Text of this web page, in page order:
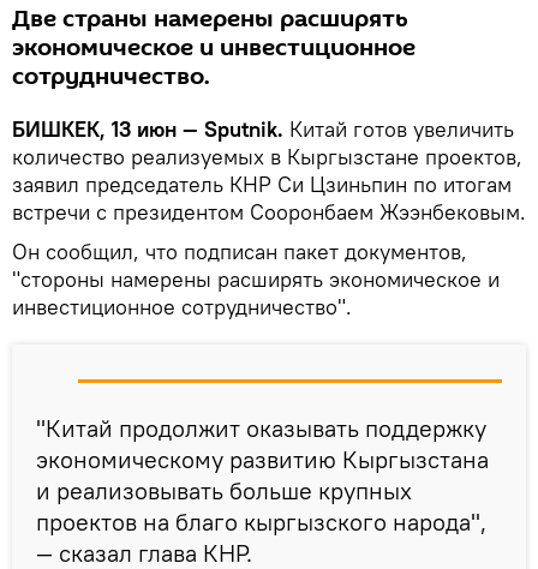
Две страны намерены расширять
экономическое и инвестиционное
сотрудничество.
БИШКЕК, 13 июн — Sputnik. Китай готов увеличить
количество реализуемых в Кыргызстане проектов,
заявил председатель КНР Си Цзиньпин по итогам
встречи с президентом Сооронбаем Жээнбековым.
Он сообщил, что подписан пакет документов,
"стороны намерены расширять экономическое и
инвестиционное сотрудничество".
"Китай продолжит оказывать поддержку
экономическому развитию Кыргызстана
и реализовывать больше крупных
проектов на благо кыргызского народа",
— сказал глава КНР.